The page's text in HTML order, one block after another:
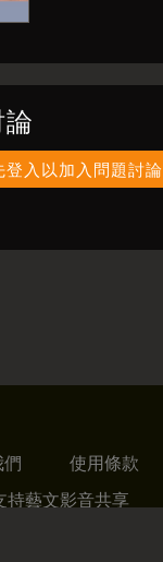
登入以加入問題討論
使用條款
持藝文影音共享